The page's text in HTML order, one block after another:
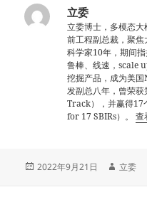
立委
立委博士，多模态
前工程副总裁，聚
科学家10年，期间
鲁棒、线速，scale
挖掘产品，成为美
发副总八年，曾荣
Track），并赢得17
for 17 SBIRs）。查
发
2022年9月21日
作
立委